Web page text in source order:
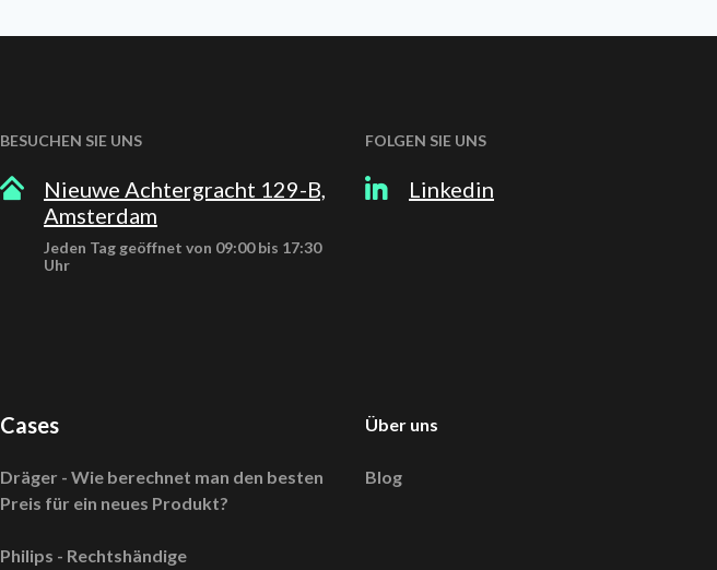
BESUCHEN SIE UNS
Nieuwe Achtergracht 129-B,
Amsterdam
Jeden Tag geöffnet von 09:00 bis 17:30
Uhr
FOLGEN SIE UNS
Linkedin
Cases
Dräger - Wie berechnet man den besten
Preis für ein neues Produkt?
Philips - Rechtshändige
Über uns
Blog